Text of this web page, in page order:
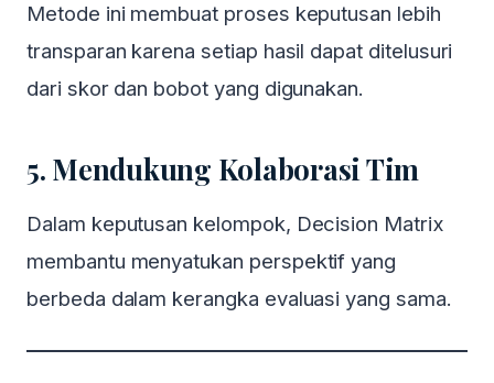
Metode ini membuat proses keputusan lebih
transparan karena setiap hasil dapat ditelusuri
dari skor dan bobot yang digunakan.
5. Mendukung Kolaborasi Tim
Dalam keputusan kelompok, Decision Matrix
membantu menyatukan perspektif yang
berbeda dalam kerangka evaluasi yang sama.